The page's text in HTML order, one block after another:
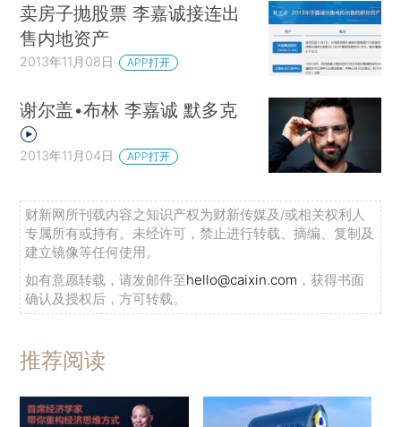
卖房子抛股票 李嘉诚接连出
售内地资产
2013年11月08日 APP打开
谢尔盖•布林 李嘉诚 默多克
2013年11月04日 APP打开
财新网所刊载内容之知识产权为财新传媒及/或相关权利人
专属所有或持有。未经许可，禁止进行转载、摘编、复制及
建立镜像等任何使用。
如有意愿转载，请发邮件至hello@caixin.com ，获得书面
确认及授权后，方可转载。
推荐阅读